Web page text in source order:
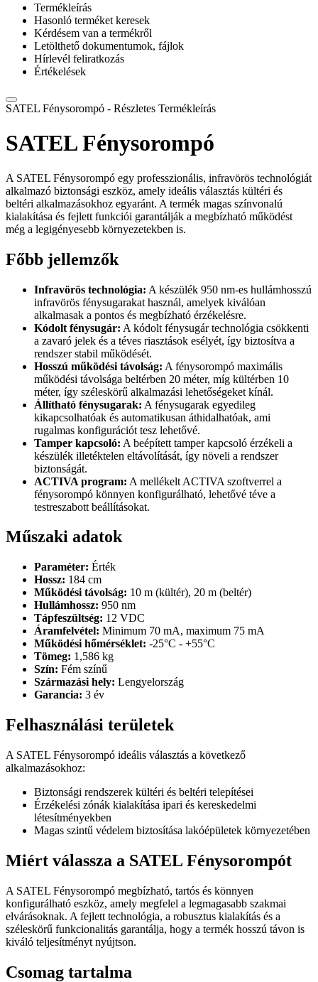
Termékleírás
Hasonló terméket keresek
Kérdésem van a termékről
Letölthető dokumentumok, fájlok
Hírlevél feliratkozás
Értékelések
SATEL Fénysorompó - Részletes Termékleírás
SATEL Fénysorompó
A SATEL Fénysorompó egy professzionális, infravörös technológiát
alkalmazó biztonsági eszköz, amely ideális választás kültéri és
beltéri alkalmazásokhoz egyaránt. A termék magas színvonalú
kialakítása és fejlett funkciói garantálják a megbízható működést
még a legigényesebb környezetekben is.
Főbb jellemzők
Infravörös technológia: A készülék 950 nm-es hullámhosszú
infravörös fénysugarakat használ, amelyek kiválóan
alkalmasak a pontos és megbízható érzékelésre.
Kódolt fénysugár: A kódolt fénysugár technológia csökkenti
a zavaró jelek és a téves riasztások esélyét, így biztosítva a
rendszer stabil működését.
Hosszú működési távolság: A fénysorompó maximális
működési távolsága beltérben 20 méter, míg kültérben 10
méter, így széleskörű alkalmazási lehetőségeket kínál.
Állítható fénysugarak: A fénysugarak egyedileg
kikapcsolhatóak és automatikusan áthidalhatóak, ami
rugalmas konfigurációt tesz lehetővé.
Tamper kapcsoló: A beépített tamper kapcsoló érzékeli a
készülék illetéktelen eltávolítását, így növeli a rendszer
biztonságát.
ACTIVA program: A mellékelt ACTIVA szoftverrel a
fénysorompó könnyen konfigurálható, lehetővé téve a
testreszabott beállításokat.
Műszaki adatok
Paraméter: Érték
Hossz: 184 cm
Működési távolság: 10 m (kültér), 20 m (beltér)
Hullámhossz: 950 nm
Tápfeszültség: 12 VDC
Áramfelvétel: Minimum 70 mA, maximum 75 mA
Működési hőmérséklet: -25°C - +55°C
Tömeg: 1,586 kg
Szín: Fém színű
Származási hely: Lengyelország
Garancia: 3 év
Felhasználási területek
A SATEL Fénysorompó ideális választás a következő
alkalmazásokhoz:
Biztonsági rendszerek kültéri és beltéri telepítései
Érzékelési zónák kialakítása ipari és kereskedelmi
létesítményekben
Magas szintű védelem biztosítása lakóépületek környezetében
Miért válassza a SATEL Fénysorompót
A SATEL Fénysorompó megbízható, tartós és könnyen
konfigurálható eszköz, amely megfelel a legmagasabb szakmai
elvárásoknak. A fejlett technológia, a robusztus kialakítás és a
széleskörű funkcionalitás garantálja, hogy a termék hosszú távon is
kiváló teljesítményt nyújtson.
Csomag tartalma